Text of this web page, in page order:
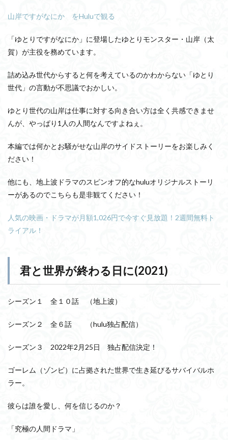
山岸ですがなにか をHuluで観る
「ゆとりですがなにか」に登場したゆとりモンスター・山岸（太
賀）が主役を務めています。
詰め込み世代からすると何を考えているのかわからない「ゆとり
世代」の言動が不思議でおかしい。
ゆとり世代の山岸は仕事に対する向き合い方は全く共感できませ
んが、やっぱり1人の人間なんですよねぇ。
本編では何かとお騒がせな山岸のサイドストーリーをお楽しみく
ださい！
他にも、地上波ドラマのスピンオフ的なhuluオリジナルストーリ
ーがあるのでこちらも是非観てください！
人気の映画・ドラマが月額1,026円で今すぐ見放題！2週間無料ト
ライアル！
君と世界が終わる日に(2021)
シーズン１ 全１０話 （地上波）
シーズン２ 全６話 （hulu独占配信）
シーズン３ 2022年2月25日 独占配信決定！
ゴーレム（ゾンビ）に占拠された世界で生き延びるサバイバルホ
ラー。
彼らは誰を愛し、何を信じるのか？
「究極の人間ドラマ」